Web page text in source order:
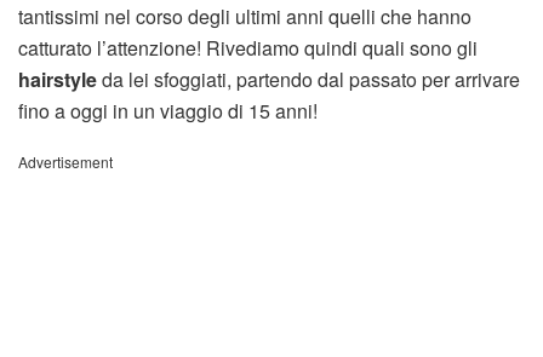
tantissimi nel corso degli ultimi anni quelli che hanno
catturato l’attenzione! Rivediamo quindi quali sono gli
hairstyleda lei sfoggiati, partendo dal passato per arrivare
fino a oggi in un viaggio di 15 anni!
Advertisement